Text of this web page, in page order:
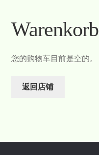
Warenkorb
您的购物车目前是空的。
返回店铺